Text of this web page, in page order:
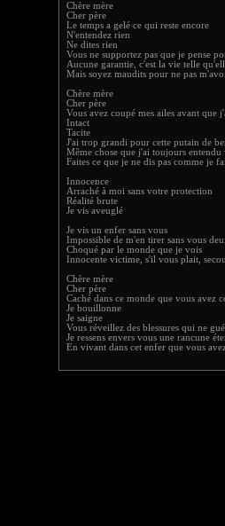
Chère mère
Cher père
Le temps a gelé ce qui reste encore
N'entendez rien
Ne dites rien
Vous ne supportez pas que je pense
Aucune garantie, c'est la vie telle
Mais soyez maudits pour ne pas
Chère mère
Cher père
Vous avez coupé mes ailes avant que
Intact
Tacite
J'ai trop grandi pour cette putain de
Même chose que j'ai toujours entendu
Faites ce que je ne dis pas comme je
Innocence
Arraché à moi sans votre protection
Réalité brute
Je vis aveuglé
Je vis un enfer sans vous
Impossible de m'en tirer sans vous
Choqué par le monde que je vois
Innocente victime, s'il vous plait,
Chère mère
Cher père
Caché dans ce monde que vous avez
Je bouillonne
Je saigne
Vous réveillez des blessures qui ne
Je ressens envers vous une rancune
En vivant dans cet enfer que vous